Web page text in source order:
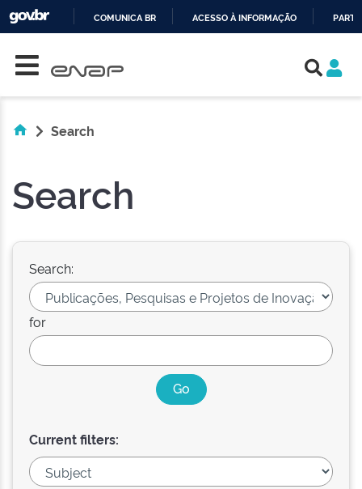
COMUNICA BR ACESSO À INFORMAÇÃO
Search
Search
Search:
for
Current filters: